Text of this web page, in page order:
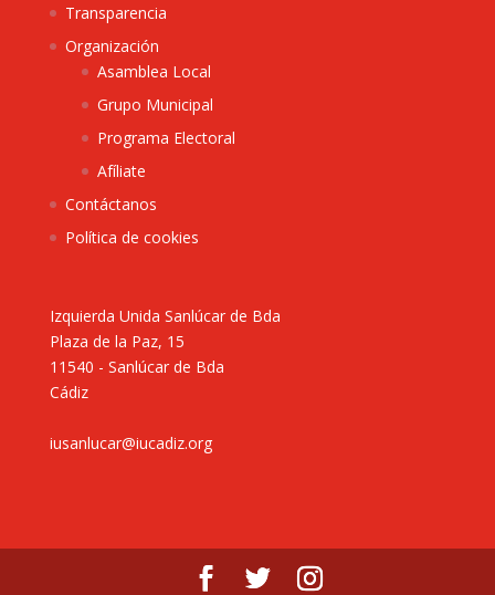
Transparencia
Organización
Asamblea Local
Grupo Municipal
Programa Electoral
Afíliate
Contáctanos
Política de cookies
Izquierda Unida Sanlúcar de Bda
Plaza de la Paz, 15
11540 - Sanlúcar de Bda
Cádiz
iusanlucar@iucadiz.org